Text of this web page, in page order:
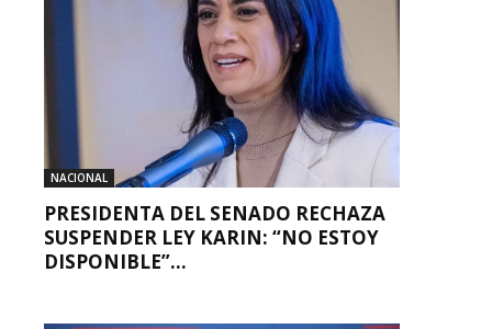
NACIONAL
PRESIDENTA DEL SENADO RECHAZA
SUSPENDER LEY KARIN: “NO ESTOY
DISPONIBLE”...